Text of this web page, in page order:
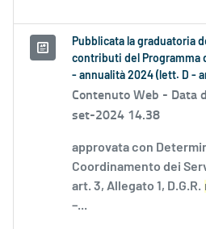
Pubblicata la graduatoria
contributi del Programma
- annualità 2024 (lett. D -
Contenuto Web - Data
set-2024 14.38
approvata con
Coordinamento dei
art. 3, Allegato 1, D.G.R.
–...